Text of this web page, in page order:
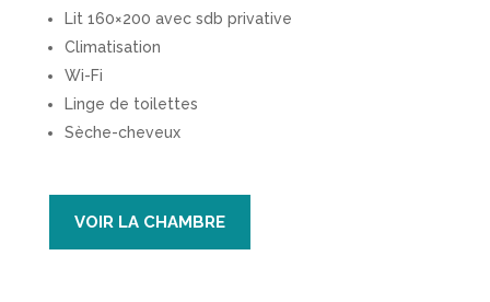
Lit 160×200 avec sdb privative
Climatisation
Wi-Fi
Linge de toilettes
Sèche-cheveux
VOIR LA CHAMBRE